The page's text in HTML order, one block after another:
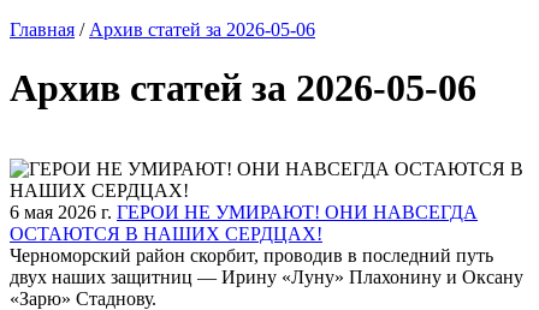
Главная / Архив статей за 2026-05-06
Архив статей за 2026-05-06
6 мая 2026 г. ГЕРОИ НЕ УМИРАЮТ! ОНИ НАВСЕГДА
ОСТАЮТСЯ В НАШИХ СЕРДЦАХ!
Черноморский район скорбит, проводив в последний путь
двух наших защитниц — Ирину «Луну» Плахонину и Оксану
«Зарю» Стаднову.